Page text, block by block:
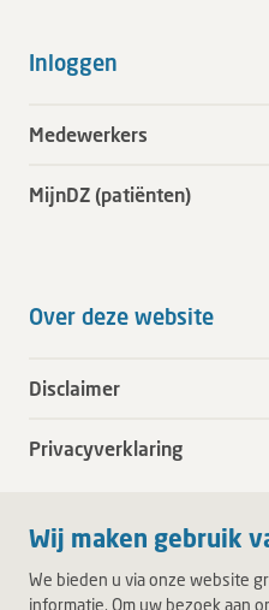
Wij maken gebruik
We bieden u via onze website
informatie. Om uw bezoek aan
Inloggen
Medewerkers
MijnDZ (patiënten)
Over deze website
Disclaimer
Privacyverklaring